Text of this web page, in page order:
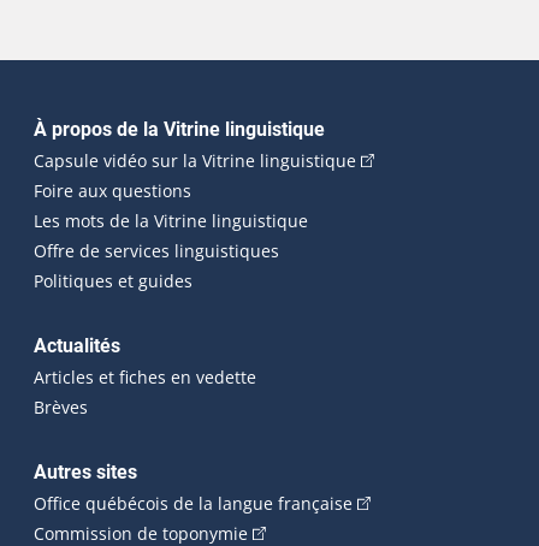
Navigation principale
À propos de la Vitrine linguistique
Capsule vidéo sur la Vitrine linguistique(Cet hyperlien
Foire aux questions
Les mots de la Vitrine linguistique
Offre de services linguistiques
Politiques et guides
Actualités
Articles et fiches en vedette
Brèves
Autres sites
Office québécois de la langue française(Cet hyperlien
Commission de toponymie(Cet hyperlien externe s'ouvrira